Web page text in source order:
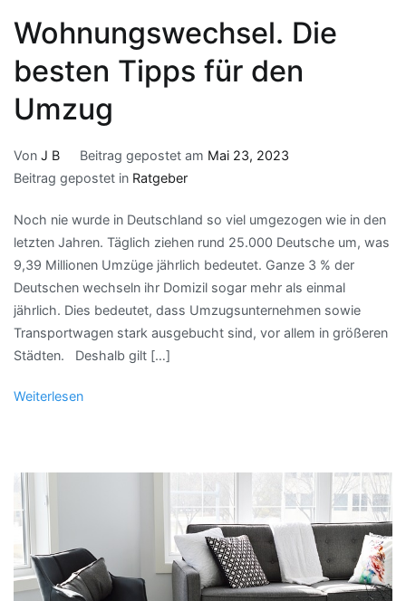
Wohnungswechsel. Die
besten Tipps für den
Umzug
Von J B Beitrag gepostet am Mai 23, 2023
Beitrag gepostet in Ratgeber
Noch nie wurde in Deutschland so viel umgezogen wie in den
letzten Jahren. Täglich ziehen rund 25.000 Deutsche um, was
9,39 Millionen Umzüge jährlich bedeutet. Ganze 3 % der
Deutschen wechseln ihr Domizil sogar mehr als einmal
jährlich. Dies bedeutet, dass Umzugsunternehmen sowie
Transportwagen stark ausgebucht sind, vor allem in größeren
Städten. Deshalb gilt […]
Weiterlesen